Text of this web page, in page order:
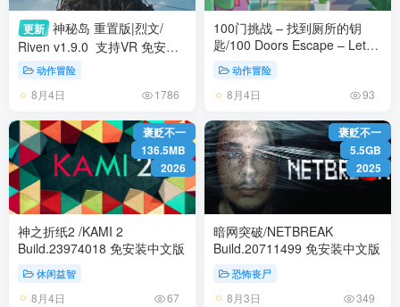
更新 神秘岛 重置版|烈文/
Riven v1.9.0 支持VR 免安装
中文版
动作冒险
8月4日 1786
100门挑战 – 找到厕所的钥
匙/100 Doors Escape – Let
me In! Build.17145713 免安装
中文版
动作冒险
8月4日 93
褒贬不一
136.5MB
2026
神之折纸2 /KAMI 2
Build.23974018 免安装中文版
休闲益智
8月4日 67
褒贬不一
5.5GB
2025
暗网突破/NETBREAK
Build.20711499 免安装中文版
恐怖丧尸
8月3日 349